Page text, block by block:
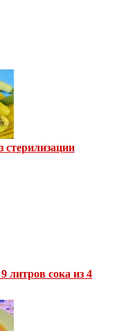
стерилизации
литров сока из 4